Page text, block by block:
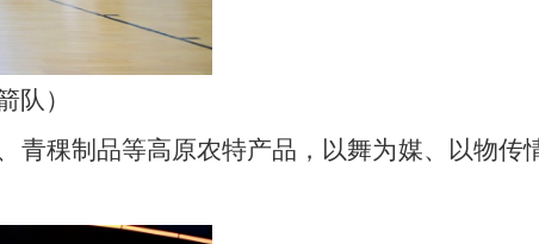
队）
稞制品等高原农特产品，以舞为媒、以物传